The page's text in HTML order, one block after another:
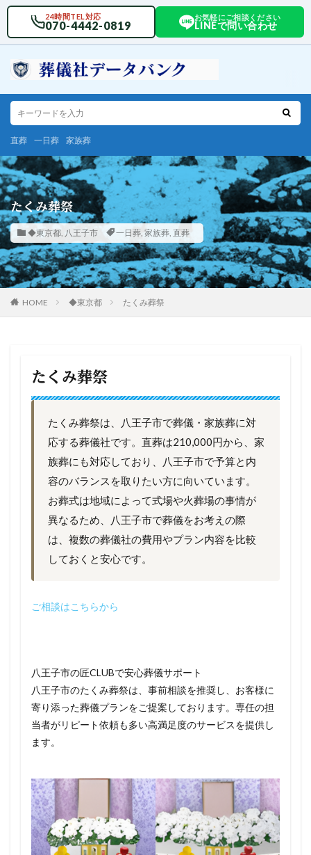
24時間TEL対応
070-4442-0819
お気軽にご相談ください
LINEで問い合わせ
直葬 一日葬 家族葬
たくみ葬祭
◆東京都, 八王子市 一日葬, 家族葬, 直葬
HOME ◆東京都 たくみ葬祭
たくみ葬祭
たくみ葬祭は、八王子市で葬儀・家族葬に対
応する葬儀社です。直葬は210,000円から、家
族葬にも対応しており、八王子市で予算と内
容のバランスを取りたい方に向いています。
お葬式は地域によって式場や火葬場の事情が
異なるため、八王子市で葬儀をお考えの際
は、複数の葬儀社の費用やプラン内容を比較
しておくと安心です。
ご相談はこちらから
八王子市の匠CLUBで安心葬儀サポート
八王子市のたくみ葬祭は、事前相談を推奨し、お客様に
寄り添った葬儀プランをご提案しております。専任の担
当者がリピート依頼も多い高満足度のサービスを提供し
ます。